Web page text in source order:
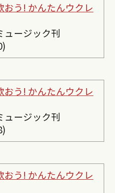
おう! かんたんウクレ
ュージック刊
おう! かんたんウクレ
ュージック刊
おう! かんたんウクレ